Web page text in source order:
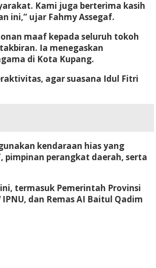
Kami juga berterima kasih
ini,” ujar Fahmy Assegaf.
maaf kepada seluruh tokoh
Ia menegaskan
di Kota Kupang.
agar suasana Idul Fitri
kendaraan hias yang
pimpinan perangkat daerah, serta
termasuk Pemerintah Provinsi
dan Remas AI Baitul Qadim